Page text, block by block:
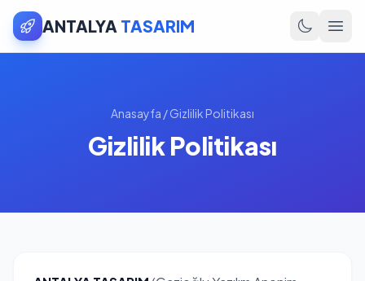
ANTALYA TASARIM
Anasayfa /Gizlilik Politikası
Gizlilik Politikası